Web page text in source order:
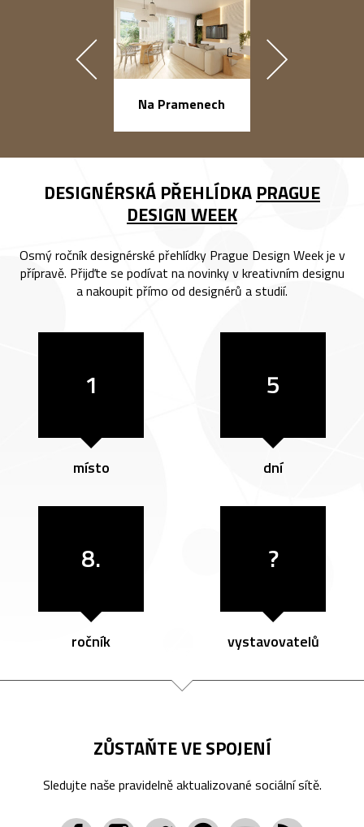
Na Pramenech
DESIGNÉRSKÁ PŘEHLÍDKA PRAGUE
DESIGN WEEK
Osmý ročník designérské přehlídky Prague Design Week je v
přípravě. Přijďte se podívat na novinky v kreativním designu
a nakoupit přímo od designérů a studií.
1
místo
5
dní
8.
ročník
?
vystavovatelů
ZŮSTAŇTE VE SPOJENÍ
Sledujte naše pravidelně aktualizované sociální sítě.